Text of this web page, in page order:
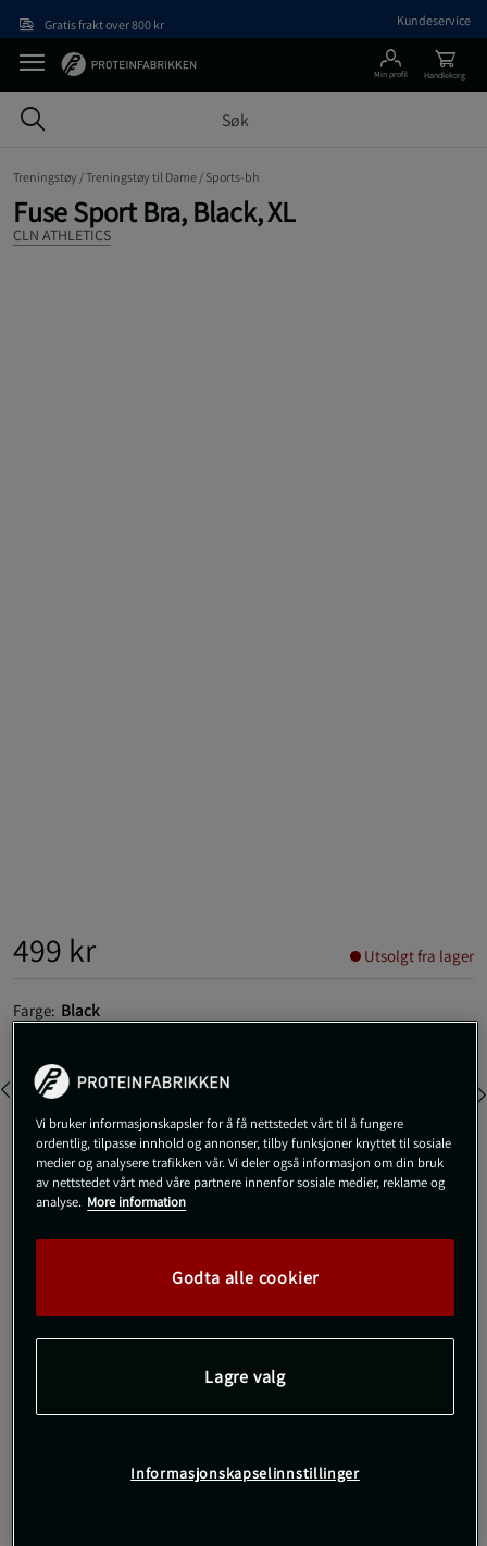
Gratis frakt over 800 kr Kundeservice
Min profil Handlekorg
Treningstøy /Treningstøy til Dame / Sports-bh
Fuse Sport Bra, Black, XL
CLN ATHLETICS
499 kr Utsolgt fra lager
Farge: Black
XL Utsolgt fra lager
Gi meg beskjed via e-post
Fuse Sport BH fra CLN ATHLETICS tilbyr en kombinasjon av
støtte og stil til treningsøktene dine.
Vi bruker informasjonskapsler for å få nettstedet vårt til å fungere
ordentlig, tilpasse innhold og annonser, tilby funksjoner knyttet til sosiale
medier og analysere trafikken vår. Vi deler også informasjon om din bruk
av nettstedet vårt med våre partnere innenfor sosiale medier, reklame og
analyse. More information
Godta alle cookier
Lagre valg
Informasjonskapselinnstillinger